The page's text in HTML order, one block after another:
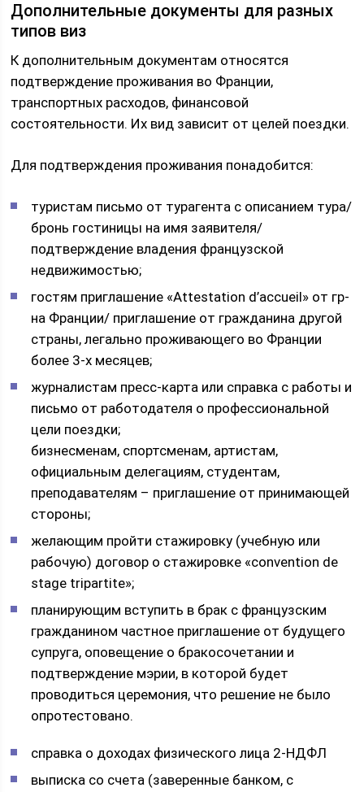
Дополнительные документы для разных
типов виз
К дополнительным документам относятся
подтверждение проживания во Франции,
транспортных расходов, финансовой
состоятельности. Их вид зависит от целей поездки.
Для подтверждения проживания понадобится:
туристам письмо от турагента с описанием тура/
бронь гостиницы на имя заявителя/
подтверждение владения французской
недвижимостью;
гостям приглашение «Attestation d’accueil» от гр-
на Франции/ приглашение от гражданина другой
страны, легально проживающего во Франции
более 3-х месяцев;
журналистам пресс-карта или справка с работы и
письмо от работодателя о профессиональной
цели поездки;
бизнесменам, спортсменам, артистам,
официальным делегациям, студентам,
преподавателям – приглашение от принимающей
стороны;
желающим пройти стажировку (учебную или
рабочую) договор о стажировке «convention de
stage tripartite»;
планирующим вступить в брак с французским
гражданином частное приглашение от будущего
супруга, оповещение о бракосочетании и
подтверждение мэрии, в которой будет
проводиться церемония, что решение не было
опротестовано.
справка о доходах физического лица 2-НДФЛ
выписка со счета (заверенные банком, с